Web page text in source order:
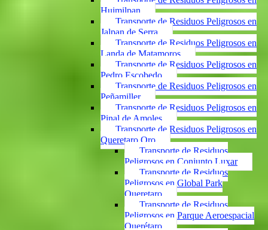
Huimilpan
Transporte de Residuos Peligrosos en
Jalpan de Serra
Transporte de Residuos Peligrosos en
Landa de Matamoros
Transporte de Residuos Peligrosos en
Pedro Escobedo
Transporte de Residuos Peligrosos en
Peñamiller
Transporte de Residuos Peligrosos en
Pinal de Amoles
Transporte de Residuos Peligrosos en
Queretaro Qro
Transporte de Residuos
Peligrosos en Conjunto Luxar
Transporte de Residuos
Peligrosos en Global Park
Queretaro
Transporte de Residuos
Peligrosos en Parque Aeroespacial
Querétaro